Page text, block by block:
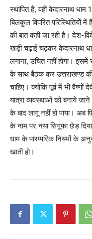
स्थापित हैं, वहीं केदारनाथ
बिलकुल विपरित परिस्थितियोें
की बात कही जा रही है। देश-
खड़ी चढ़ाई चढ़कर केदारनाथ
लगाना, उचित नहीं होगा।
के साथ बैठक कर उत्तराखण्ड
चाहिए। क्योंकि पूर्व में भी वैष्णों
यात्रा व्यवस्थाओं को बनाये जाने
के बाद लागू नहीं हो पाया। अब
के नाम पर नया सिगूफा छेड़
धाम के पारम्परिक नियमों के
खाती हो।